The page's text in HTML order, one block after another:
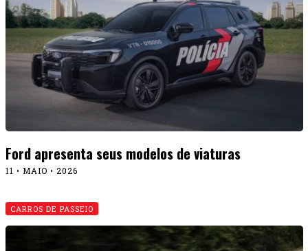
Ford apresenta seus modelos de viaturas
11 • MAIO • 2026
CARROS DE PASSEIO